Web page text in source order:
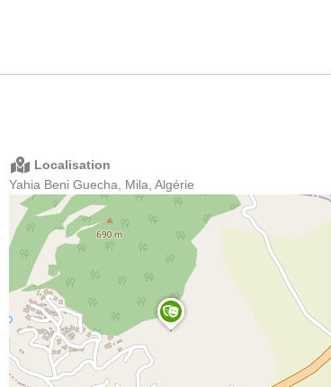
Localisation
Yahia Beni Guecha, Mila, Algérie